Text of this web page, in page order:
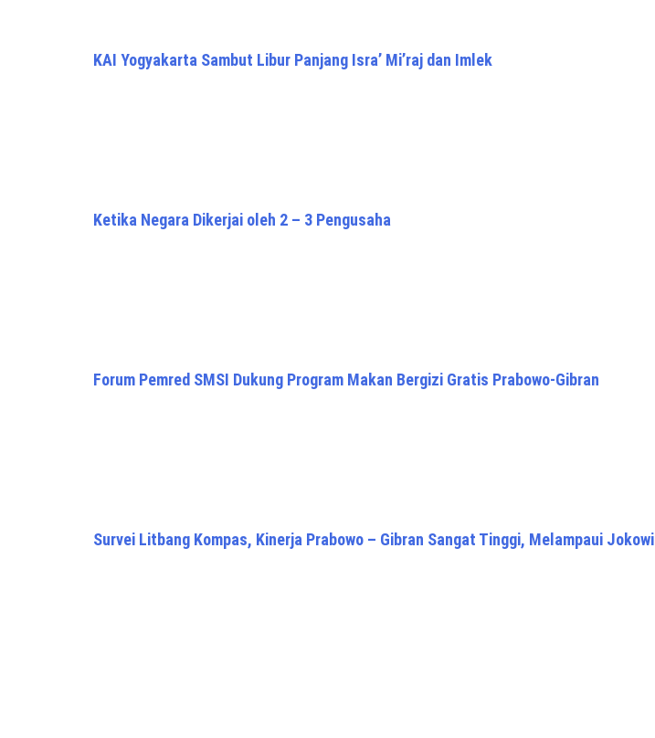
KAI Yogyakarta Sambut Libur Panjang Isra’ Mi’raj dan Imlek
Ketika Negara Dikerjai oleh 2 – 3 Pengusaha
Forum Pemred SMSI Dukung Program Makan Bergizi Gratis Prabowo-Gibran
Survei Litbang Kompas, Kinerja Prabowo – Gibran Sangat Tinggi, Melampaui Jokowi